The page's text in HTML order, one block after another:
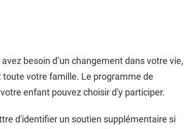
besoin d’un changement dans votre vie,
toute votre famille. Le programme de
enfant pouvez choisir d'y participer.
d'identifier un soutien supplémentaire si